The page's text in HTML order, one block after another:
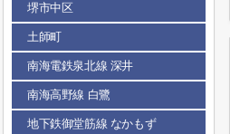
堺市中区
土師町
南海電鉄泉北線 深井
南海高野線 白鷺
地下鉄御堂筋線 なかもず